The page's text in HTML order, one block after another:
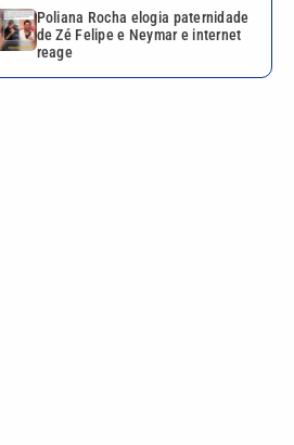
Poliana Rocha elogia paternidade
de Zé Felipe e Neymar e internet
reage